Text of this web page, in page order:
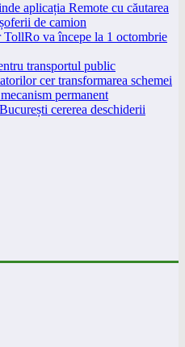
aplicația Remote cu căutarea
de camion
va începe la 1 octombrie
transportul public
cer transformarea schemei
permanent
cererea deschiderii